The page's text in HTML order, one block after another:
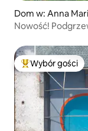
Dom w: Anna
Nowość!
Wybór gości